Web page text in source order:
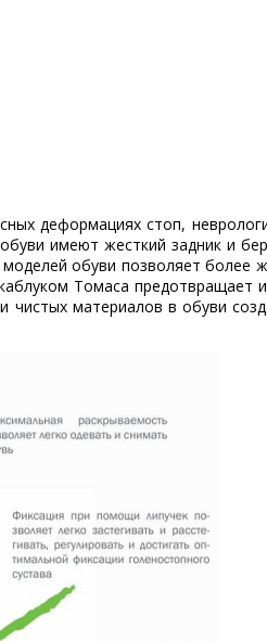
деформациях стоп,
имеют жесткий задник и
обуви позволяет более
Томаса предотвращает
чистых материалов в обуви